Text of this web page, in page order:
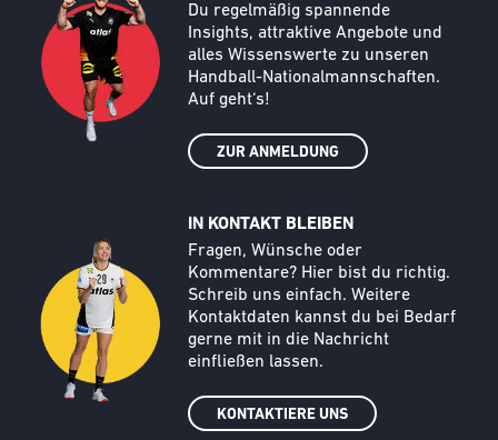
Du regelmäßig spannende
Insights, attraktive Angebote und
alles Wissenswerte zu unseren
Handball-Nationalmannschaften.
Auf geht‘s!
ZUR ANMELDUNG
Call to action image
IN KONTAKT BLEIBEN
Text
Fragen, Wünsche oder
Kommentare? Hier bist du richtig.
Schreib uns einfach. Weitere
Kontaktdaten kannst du bei Bedarf
gerne mit in die Nachricht
einfließen lassen.
KONTAKTIERE UNS